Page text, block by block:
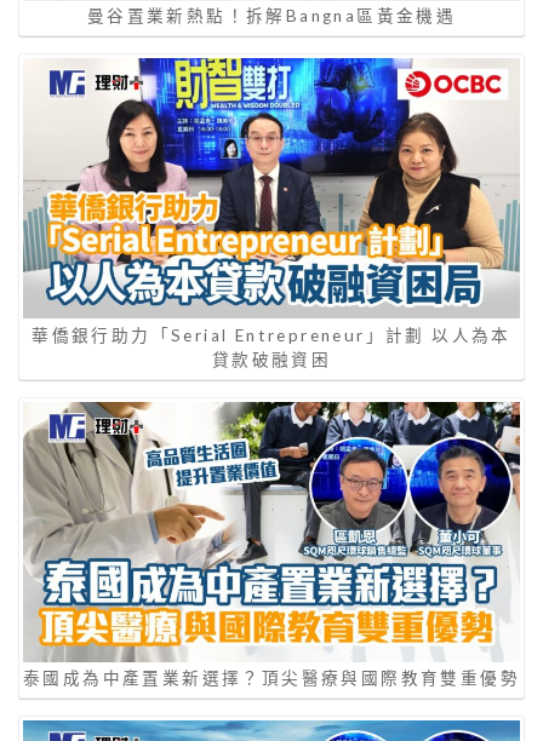
曼谷置業新熱點！拆解Bangna區黃金機遇
華僑銀行助力「Serial Entrepreneur」計劃 以人為本
貸款破融資困
泰國成為中產置業新選擇？頂尖醫療與國際教育雙重優勢